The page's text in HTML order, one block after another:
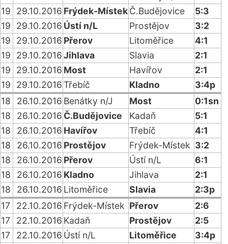
19
29.10.2016 Frýdek-MístekČ.Budějovice
5:3
19
29.10.2016 Ústí n/L Prostějov
3:2
19
29.10.2016 Přerov Litoměřice
4:1
19
29.10.2016Jihlava Slavia
2:1
19
29.10.2016 Most Havířov
2:1
19
29.10.2016Třebíč Kladno
3:4p
18
26.10.2016 Benátky n/J Most
0:1sn
18
26.10.2016 Č.Budějovice Kadaň
5:1
18
26.10.2016 Havířov Třebíč
4:1
18
26.10.2016 Prostějov Frýdek-Místek 3:2
18
26.10.2016 Přerov Ústí n/L
6:1
18
26.10.2016 Kladno Jihlava
2:1
18
26.10.2016 Litoměřice Slavia
2:3p
17
22.10.2016 Frýdek-Místek Přerov
2:6
17
22.10.2016 Kadaň Prostějov
2:5
17
22.10.2016 Ústí n/L Litoměřice
3:4p